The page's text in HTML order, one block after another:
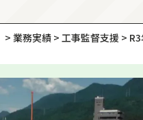
> 業務実績 > 工事監督支援 >